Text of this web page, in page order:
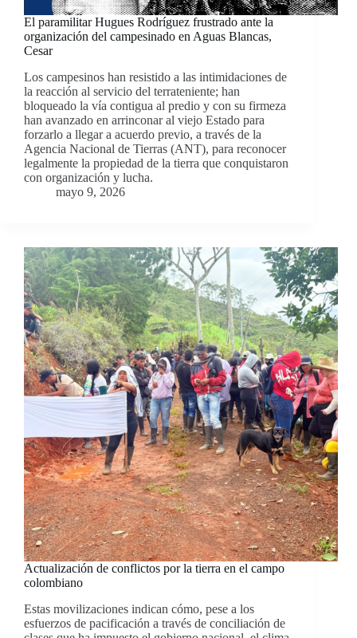
El paramilitar Hugues Rodríguez frustrado ante la
organización del campesinado en Aguas Blancas,
Cesar
Los campesinos han resistido a las intimidaciones de
la reacción al servicio del terrateniente; han
bloqueado la vía contigua al predio y con su firmeza
han avanzado en arrinconar al viejo Estado para
forzarlo a llegar a acuerdo previo, a través de la
Agencia Nacional de Tierras (ANT), para reconocer
legalmente la propiedad de la tierra que conquistaron
con organización y lucha.
mayo 9, 2026
Actualización de conflictos por la tierra en el campo
colombiano
Estas movilizaciones indican cómo, pese a los
esfuerzos de pacificación a través de conciliación de